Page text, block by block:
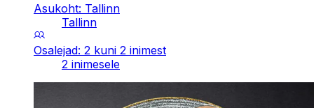
Asukoht: Tallinn
Tallinn
Osalejad: 2 kuni 2 inimest
2 inimesele